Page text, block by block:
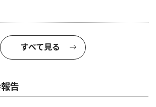
すべて見る
告